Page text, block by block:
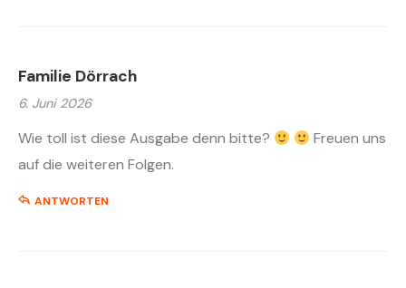
Familie Dörrach
6. Juni 2026
Wie toll ist diese Ausgabe denn bitte?
Freuen uns
auf die weiteren Folgen.
ANTWORTEN